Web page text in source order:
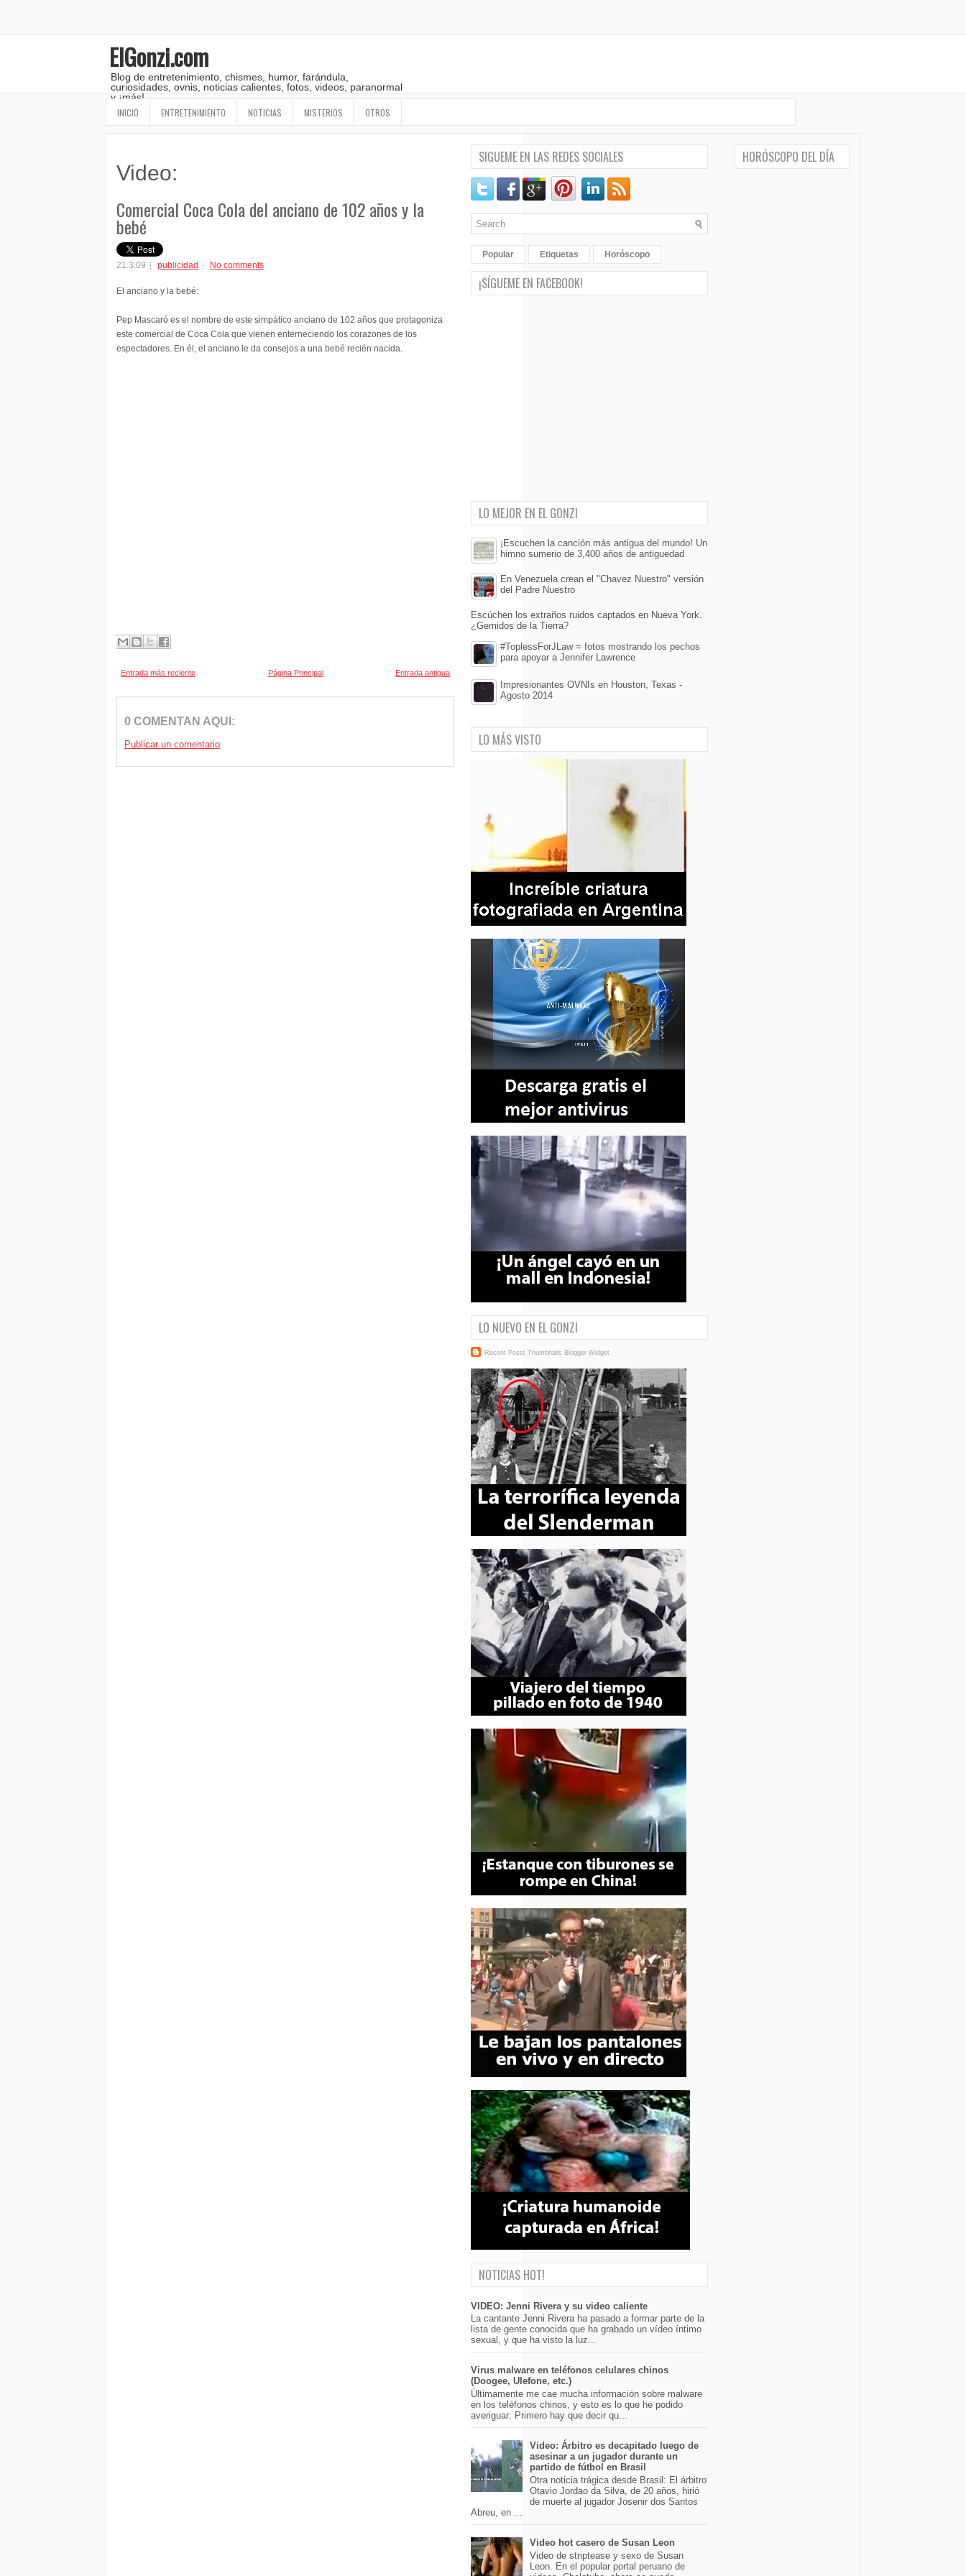
ElGonzi.com
Blog de entretenimiento, chismes, humor, farándula,
curiosidades, ovnis, noticias calientes, fotos, videos, paranormal
y ¡más!
INICIO ENTRETENIMIENTO NOTICIAS MISTERIOS OTROS
Video:
Comercial Coca Cola del anciano de 102 años y la
bebé
21.3.09 publicidad No comments
El anciano y la bebé:
Pep Mascaró es el nombre de este simpático anciano de 102 años que protagoniza
este comercial de Coca Cola que vienen enterneciendo los corazones de los
espectadores. En él, el anciano le da consejos a una bebé recién nacida.
Entrada más reciente Entrada antigua
Página Principal
0 COMENTAN AQUI:
Publicar un comentario
SIGUEME EN LAS REDES SOCIALES
Popular Etiquetas Horóscopo
¡SÍGUEME EN FACEBOOK!
LO MEJOR EN EL GONZI
¡Escuchen la canción más antigua del mundo! Un
himno sumerio de 3,400 años de antiguedad
En Venezuela crean el "Chavez Nuestro" versión
del Padre Nuestro
Escúchen los extraños ruidos captados en Nueva York.
¿Gemidos de la Tierra?
#ToplessForJLaw = fotos mostrando los pechos
para apoyar a Jennifer Lawrence
Impresionantes OVNIs en Houston, Texas -
Agosto 2014
LO MÁS VISTO
LO NUEVO EN EL GONZI
Recent Posts Thumbnails Blogger Widget
NOTICIAS HOT!
VIDEO: Jenni Rivera y su video caliente
La cantante Jenni Rivera ha pasado a formar parte de la
lista de gente conocida que ha grabado un vídeo íntimo
sexual, y que ha visto la luz...
Virus malware en teléfonos celulares chinos
(Doogee, Ulefone, etc.)
Últimamente me cae mucha información sobre malware
en los teléfonos chinos, y esto es lo que he podido
averiguar: Primero hay que decir qu...
Video: Árbitro es decapitado luego de
asesinar a un jugador durante un
partido de fútbol en Brasil
Otra noticia trágica desde Brasil: El árbitro
Otavio Jordao da Silva, de 20 años, hirió
de muerte al jugador Josenir dos Santos
Abreu, en ...
Video hot casero de Susan Leon
Video de striptease y sexo de Susan
Leon. En el popular portal peruano de
HORÓSCOPO DEL DÍA